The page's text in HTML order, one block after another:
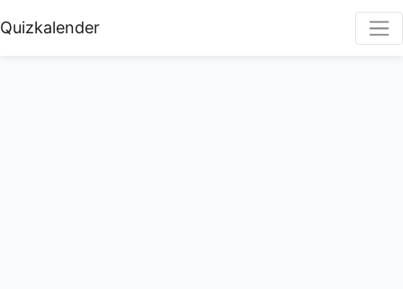
Quizkalender